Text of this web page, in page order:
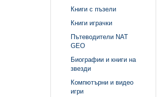
Книги с пъзели
Книги играчки
Пътеводители NAT
GEO
Биографии и книги на
звезди
Компютърни и видео
игри